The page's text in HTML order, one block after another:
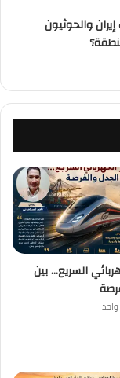
والحوثيون
السريع… بين